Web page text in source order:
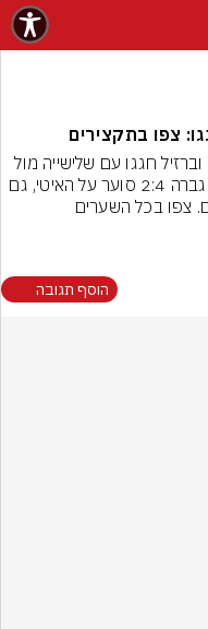
צפו בתקצירים
פספסתם את הלילה הגדול במונדיאל? ויני וברזיל חגגו עם שלישייה מול
צפו בכל השערים
הוסף תגובה